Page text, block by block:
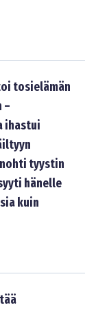
tosielämän
–
ihastui
tyystin
hänelle
kuin